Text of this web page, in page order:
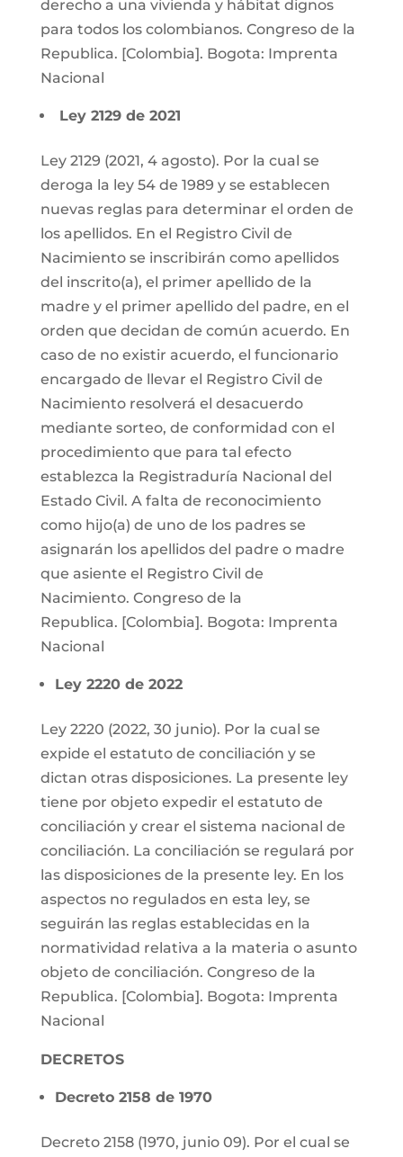
derecho a una vivienda y hábitat dignos
para todos los colombianos. Congreso de la
Republica. [Colombia]. Bogota: Imprenta
Nacional
Ley 2129 de 2021
Ley 2129 (2021, 4 agosto). Por la cual se
deroga la ley 54 de 1989 y se establecen
nuevas reglas para determinar el orden de
los apellidos. En el Registro Civil de
Nacimiento se inscribirán como apellidos
del inscrito(a), el primer apellido de la
madre y el primer apellido del padre, en el
orden que decidan de común acuerdo. En
caso de no existir acuerdo, el funcionario
encargado de llevar el Registro Civil de
Nacimiento resolverá el desacuerdo
mediante sorteo, de conformidad con el
procedimiento que para tal efecto
establezca la Registraduría Nacional del
Estado Civil. A falta de reconocimiento
como hijo(a) de uno de los padres se
asignarán los apellidos del padre o madre
que asiente el Registro Civil de
Nacimiento. Congreso de la
Republica. [Colombia]. Bogota: Imprenta
Nacional
Ley 2220 de 2022
Ley 2220 (2022, 30 junio). Por la cual se
expide el estatuto de conciliación y se
dictan otras disposiciones. La presente ley
tiene por objeto expedir el estatuto de
conciliación y crear el sistema nacional de
conciliación. La conciliación se regulará por
las disposiciones de la presente ley. En los
aspectos no regulados en esta ley, se
seguirán las reglas establecidas en la
normatividad relativa a la materia o asunto
objeto de conciliación. Congreso de la
Republica. [Colombia]. Bogota: Imprenta
Nacional
DECRETOS
Decreto 2158 de 1970
Decreto 2158 (1970, junio 09). Por el cual se